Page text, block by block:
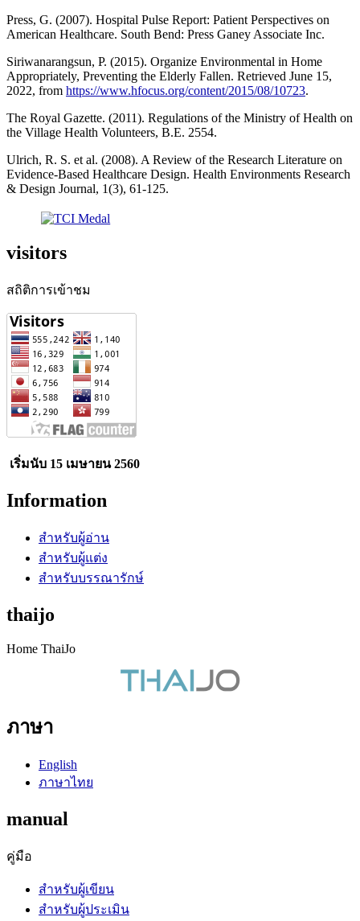
Press, G. (2007). Hospital Pulse Report: Patient Perspectives on
American Healthcare. South Bend: Press Ganey Associate Inc.
Siriwanarangsun, P. (2015). Organize Environmental in Home
Appropriately, Preventing the Elderly Fallen. Retrieved June 15,
2022, from https://www.hfocus.org/content/2015/08/10723.
The Royal Gazette. (2011). Regulations of the Ministry of Health on
the Village Health Volunteers, B.E. 2554.
Ulrich, R. S. et al. (2008). A Review of the Research Literature on
Evidence-Based Healthcare Design. Health Environments Research
& Design Journal, 1(3), 61-125.
visitors
สถิติการเข้าชม
เริ่มนับ 15 เมษายน 2560
Information
สำหรับผู้อ่าน
สำหรับผู้แต่ง
สำหรับบรรณารักษ์
thaijo
Home ThaiJo
ภาษา
English
ภาษาไทย
manual
คู่มือ
สำหรับผู้เขียน
สำหรับผู้ประเมิน